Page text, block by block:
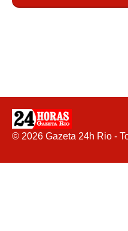
© 2026 Gazeta 24h Rio -